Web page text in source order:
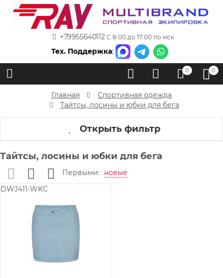
+79955640112 С 8:00 до 17:00 по мск
Тех. Поддержка:
0 0
Главная
Спортивная одежда
Тайтсы, лосины и юбки для бега
Открыть фильтр
Тайтсы, лосины и юбки для бега
Первыми:
новые
DWJ411-WKC